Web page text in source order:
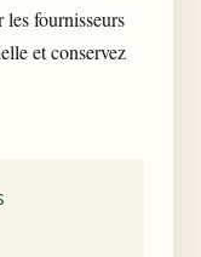
les fournisseurs
et conservez